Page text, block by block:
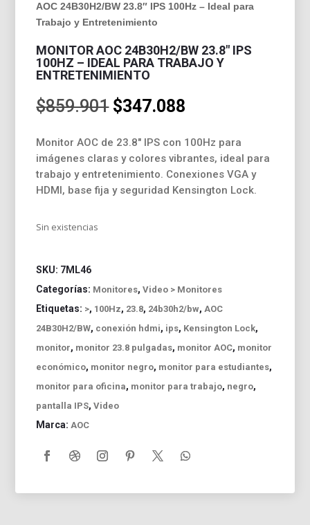
AOC 24B30H2/BW 23.8″ IPS 100Hz – Ideal para
Trabajo y Entretenimiento
MONITOR AOC 24B30H2/BW 23.8″ IPS
100HZ – IDEAL PARA TRABAJO Y
ENTRETENIMIENTO
$859.901 El
original
era:
$859.901.
$347.088
actual
es:
$347.088.
Monitor AOC de 23.8″ IPS con 100Hz para
imágenes claras y colores vibrantes, ideal para
trabajo y entretenimiento. Conexiones VGA y
HDMI, base fija y seguridad Kensington Lock.
Sin existencias
SKU: 7ML46
Categorías: Monitores,Video > Monitores
Etiquetas: >, 100Hz, 23.8, 24b30h2/bw, AOC
24B30H2/BW, conexión hdmi, ips, Kensington Lock,
monitor, monitor 23.8 pulgadas, monitor AOC, monitor
económico, monitor negro, monitor para estudiantes,
monitor para oficina, monitor para trabajo, negro,
pantalla IPS,Video
Marca: AOC